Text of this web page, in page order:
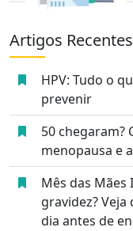
Artigos Recentes
HPV: Tudo o
prevenir
50 chegaram?
menopausa e
Mês das Mães
gravidez?
dia antes de